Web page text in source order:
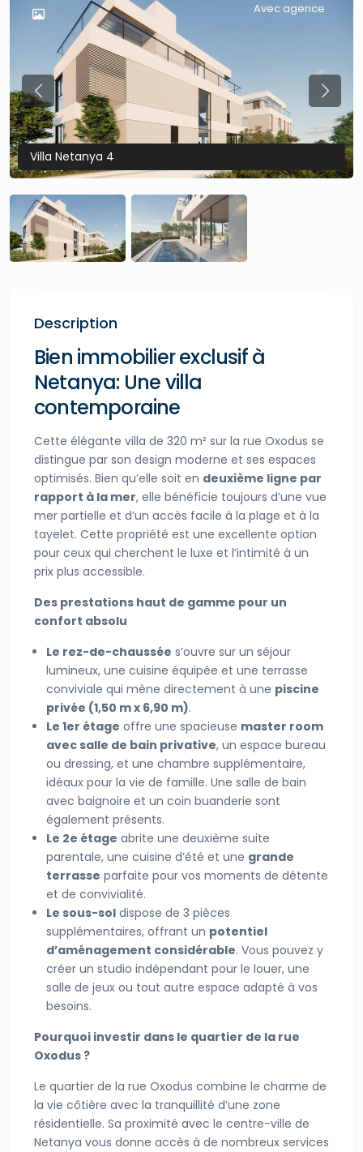
Avec agence
Villa Netanya 4
Previous
Description
Bien immobilier exclusif à
Netanya: Une villa
contemporaine
Cette élégante villa de 320 m² sur la rue Oxodus se
distingue par son design moderne et ses espaces
optimisés. Bien qu’elle soit en deuxième ligne par
rapport à la mer, elle bénéficie toujours d’une vue
mer partielle et d’un accès facile à la plage et à la
tayelet. Cette propriété est une excellente option
pour ceux qui cherchent le luxe et l’intimité à un
prix plus accessible.
Des prestations haut de gamme pour un
confort absolu
Le rez-de-chaussée s’ouvre sur un séjour
lumineux, une cuisine équipée et une terrasse
conviviale qui mène directement à une piscine
privée (1,50 m x 6,90 m).
Le 1er étage offre une spacieuse master room
avec salle de bain privative, un espace bureau
ou dressing, et une chambre supplémentaire,
idéaux pour la vie de famille. Une salle de bain
avec baignoire et un coin buanderie sont
également présents.
Le 2e étage abrite une deuxième suite
parentale, une cuisine d’été et une grande
terrasse parfaite pour vos moments de détente
et de convivialité.
Le sous-sol dispose de 3 pièces
supplémentaires, offrant un potentiel
d’aménagement considérable. Vous pouvez y
créer un studio indépendant pour le louer, une
salle de jeux ou tout autre espace adapté à vos
besoins.
Pourquoi investir dans le quartier de la rue
Oxodus ?
Le quartier de la rue Oxodus combine le charme de
la vie côtière avec la tranquillité d’une zone
résidentielle. Sa proximité avec le centre-ville de
Netanya vous donne accès à de nombreux services